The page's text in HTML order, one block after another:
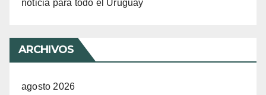
noticia para todo el Uruguay
ARCHIVOS
agosto 2026